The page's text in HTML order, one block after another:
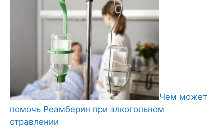
Чем может
помочь Реамберин при алкогольном
отравлении